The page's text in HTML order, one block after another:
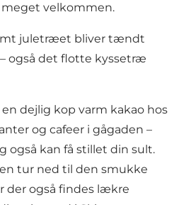
meget velkommen.
juletræet bliver tændt
også det flotte kyssetræ
dejlig kop varm kakao hos
og cafeer i gågaden –
også kan få stillet din sult.
tur ned til den smukke
der også findes lækre